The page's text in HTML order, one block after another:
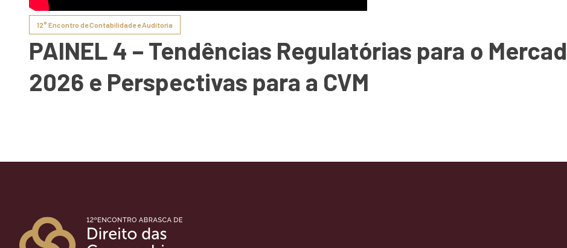
12° Encontro de Contabilidade e Auditoria
PAINEL 4 – Tendências Regulatórias para o
2026 e Perspectivas para a CVM